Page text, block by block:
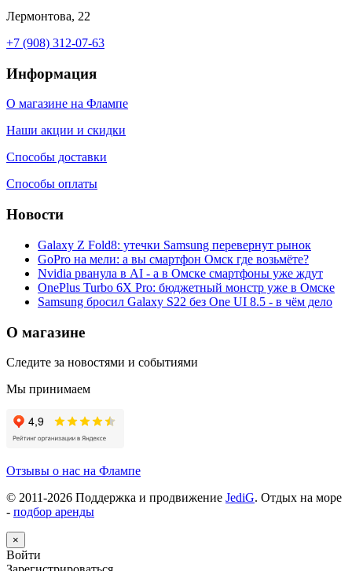
Лермонтова, 22
+7 (908) 312-07-63
Информация
О магазине на Флампе
Наши акции и скидки
Способы доставки
Способы оплаты
Новости
Galaxy Z Fold8: утечки Samsung перевернут рынок
GoPro на мели: а вы смартфон Омск где возьмёте?
Nvidia рванула в AI - а в Омске смартфоны уже ждут
OnePlus Turbo 6X Pro: бюджетный монстр уже в Омске
Samsung бросил Galaxy S22 без One UI 8.5 - в чём дело
О магазине
Следите за новостями и событиями
Мы принимаем
Отзывы о нас на Флампе
© 2011-2026 Поддержка и продвижение JediG. Отдых на море
- подбор аренды
×
Войти